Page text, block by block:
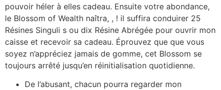
pouvoir héler à elles cadeau. Ensuite votre abondance,
le Blossom of Wealth naîtra, , ! il suffira conduirer 25
Résines Singuli s ou dix Résine Abrégée pour ouvrir mon
caisse et recevoir sa cadeau. Éprouvez que que vous
soyez n’appréciez jamais de gomme, cet Blossom se
toujours arrêté jusqu’en réinitialisation quotidienne.
De l’abusant, chacun pourra regarder mon